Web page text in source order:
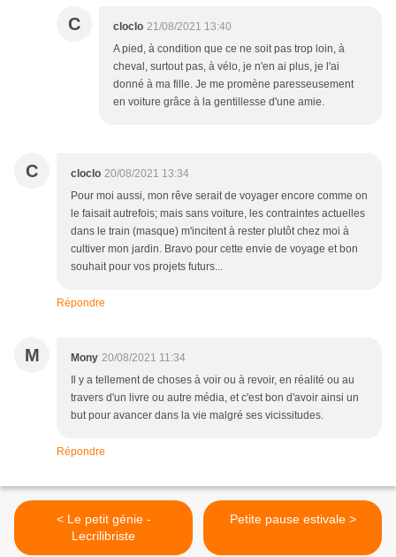
C cloclo 21/08/2021 13:40
A pied, à condition que ce ne soit pas trop loin, à
cheval, surtout pas, à vélo, je n'en ai plus, je l'ai
donné à ma fille. Je me promène paresseusement
en voiture grâce à la gentillesse d'une amie.
C cloclo 20/08/2021 13:34
Pour moi aussi, mon rêve serait de voyager encore comme on
le faisait autrefois; mais sans voiture, les contraintes actuelles
dans le train (masque) m'incitent à rester plutôt chez moi à
cultiver mon jardin. Bravo pour cette envie de voyage et bon
souhait pour vos projets futurs...
Répondre
M Mony 20/08/2021 11:34
Il y a tellement de choses à voir ou à revoir, en réalité ou au
travers d'un livre ou autre média, et c'est bon d'avoir ainsi un
but pour avancer dans la vie malgré ses vicissitudes.
Répondre
< Le petit génie -
Lecrilibriste
Petite pause estivale >